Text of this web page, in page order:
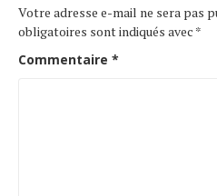
Votre adresse e-mail ne sera pas
obligatoires sont indiqués avec *
Commentaire *